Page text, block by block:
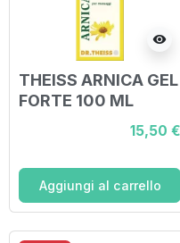
visibility
THEISS ARNICA GEL
FORTE 100 ML
15,50 €
Aggiungi al carrello